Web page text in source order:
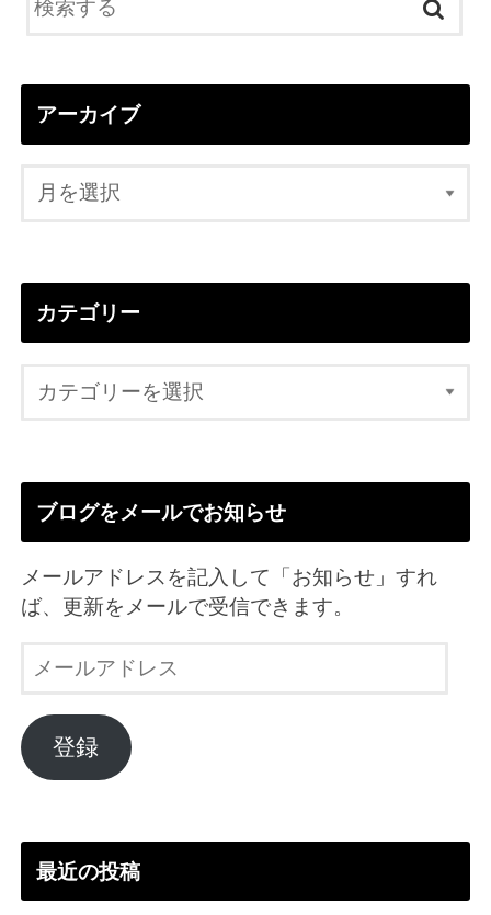
アーカイブ
カテゴリー
ブログをメールでお知らせ
メールアドレスを記入して「お知らせ」すれ
ば、更新をメールで受信できます。
ル
ア
ド
登録
最近の投稿